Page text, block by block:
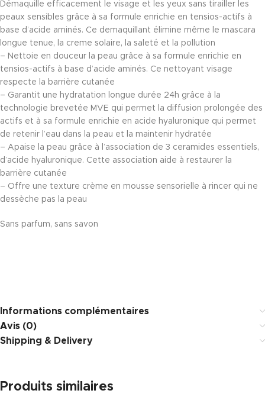
Démaquille efficacement le visage et les yeux sans tirailler les
peaux sensibles grâce à sa formule enrichie en tensios-actifs à
base d’acide aminés. Ce demaquillant élimine même le mascara
longue tenue, la creme solaire, la saleté et la pollution
– Nettoie en douceur la peau grâce à sa formule enrichie en
tensios-actifs à base d’acide aminés. Ce nettoyant visage
respecte la barrière cutanée
– Garantit une hydratation longue durée 24h grâce à la
technologie brevetée MVE qui permet la diffusion prolongée des
actifs et à sa formule enrichie en acide hyaluronique qui permet
de retenir l’eau dans la peau et la maintenir hydratée
– Apaise la peau grâce à l’association de 3 ceramides essentiels,
d’acide hyaluronique. Cette association aide à restaurer la
barrière cutanée
– Offre une texture crème en mousse sensorielle à rincer qui ne
dessèche pas la peau
Sans parfum, sans savon
Informations complémentaires
Avis (0)
Shipping & Delivery
Produits similaires